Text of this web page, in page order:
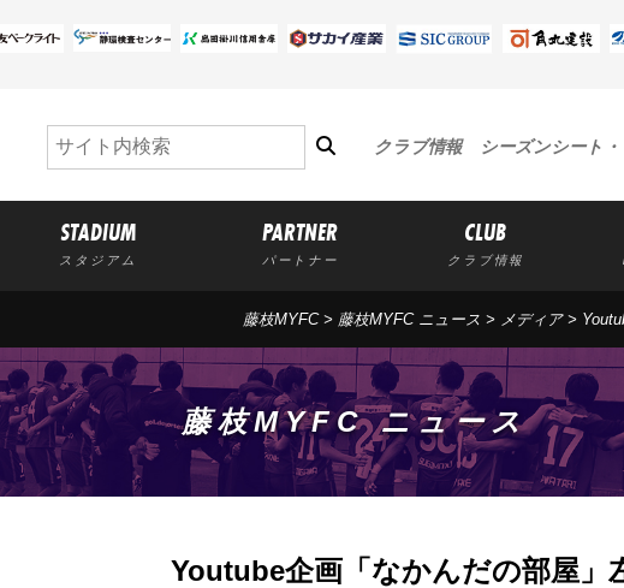
クラブ情報 シーズンシート
STADIUM
スタジアム
PARTNER
パートナー
CLUB
クラブ情報
藤枝MYFC> 藤枝MYFC ニュース > メディア>
藤枝MYFC ニュース
Youtube企画「なかんだの部屋」